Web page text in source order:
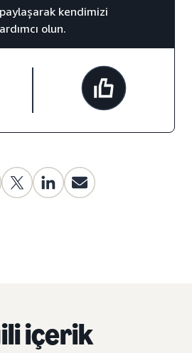
kendimizi
olun.
içerik